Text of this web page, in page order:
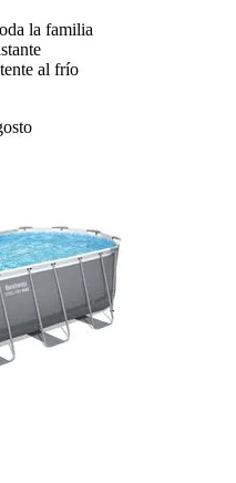
la familia
al frío